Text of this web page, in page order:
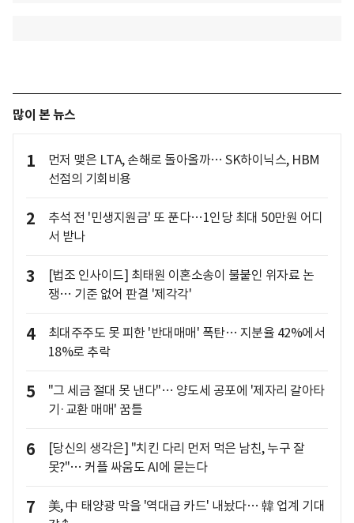
많이 본 뉴스
1
먼저 맺은 LTA, 손해로 돌아올까… SK하이닉스, HBM
선점의 기회비용
2
추석 전 '민생지원금' 또 푼다…1인당 최대 50만원 어디
서 받나
3
[법조 인사이드] 최태원 이혼소송이 불붙인 위자료 논
쟁… 기준 없어 판결 '제각각'
4
최대주주도 못 피한 '반대매매' 폭탄… 지분율 42%에서
18%로 추락
5
"그 세금 절대 못 낸다"… 양도세 공포에 '제자리 갈아타
기·교환 매매' 꿈틀
6
[당신의 생각은] "치킨 다리 먼저 먹은 남친, 누구 잘
못?"… 커플 싸움도 AI에 묻는다
7
美, 中 태양광 막을 '역대급 카드' 내놨다… 韓 업계 기대